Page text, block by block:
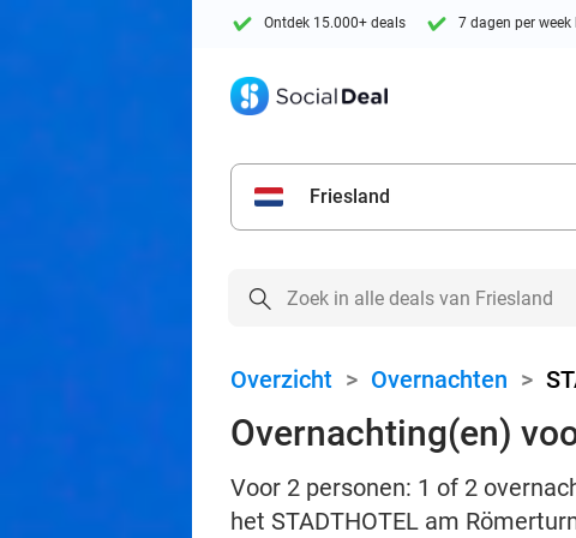
Ontdek 15.000+ deals 7 dagen per
Friesland
Overzicht > Overnachten >
Overnachting(en)
Voor 2 personen: 1 of 2
het STADTHOTEL am